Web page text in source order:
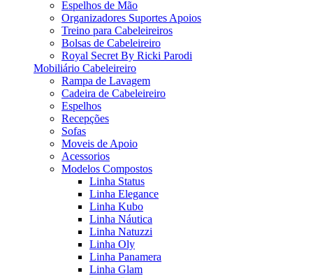
Espelhos de Mão
Organizadores Suportes Apoios
Treino para Cabeleireiros
Bolsas de Cabeleireiro
Royal Secret By Ricki Parodi
Mobiliário Cabeleireiro
Rampa de Lavagem
Cadeira de Cabeleireiro
Espelhos
Recepções
Sofas
Moveis de Apoio
Acessorios
Modelos Compostos
Linha Status
Linha Elegance
Linha Kubo
Linha Náutica
Linha Natuzzi
Linha Oly
Linha Panamera
Linha Glam